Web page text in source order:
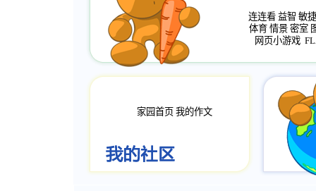
连连看 益智 敏捷
体育 情景 密室
网页小游戏
家园首页 我的作文